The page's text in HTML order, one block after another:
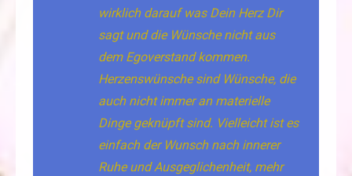
wirklich darauf was Dein Herz Dir
sagt und die Wünsche nicht aus
dem Egoverstand kommen.
Herzenswünsche sind Wünsche, die
auch nicht immer an materielle
Dinge geknüpft sind. Vielleicht ist es
einfach der Wunsch nach innerer
Ruhe und Ausgeglichenheit, mehr